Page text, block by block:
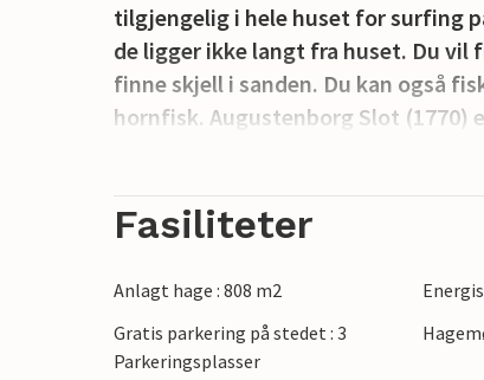
tilgjengelig i hele huset for surfing
de ligger ikke langt fra huset. Du vil
finne skjell i sanden. Du kan også
hornfisk. Augustenborg Slot (1770)
også en slottspark med en kirke som
havn som er populær blant seilere.
Fasiliteter
Anlagt hage : 808 m2
Gratis parkering på stedet : 3
Parkeringsplasser